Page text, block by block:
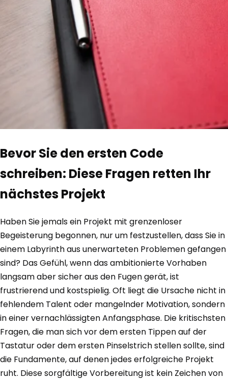
Bevor Sie den ersten Code
schreiben: Diese Fragen retten Ihr
nächstes Projekt
Haben Sie jemals ein Projekt mit grenzenloser
Begeisterung begonnen, nur um festzustellen, dass Sie in
einem Labyrinth aus unerwarteten Problemen gefangen
sind? Das Gefühl, wenn das ambitionierte Vorhaben
langsam aber sicher aus den Fugen gerät, ist
frustrierend und kostspielig. Oft liegt die Ursache nicht in
fehlendem Talent oder mangelnder Motivation, sondern
in einer vernachlässigten Anfangsphase. Die kritischsten
Fragen, die man sich vor dem ersten Tippen auf der
Tastatur oder dem ersten Pinselstrich stellen sollte, sind
die Fundamente, auf denen jedes erfolgreiche Projekt
ruht. Diese sorgfältige Vorbereitung ist kein Zeichen von